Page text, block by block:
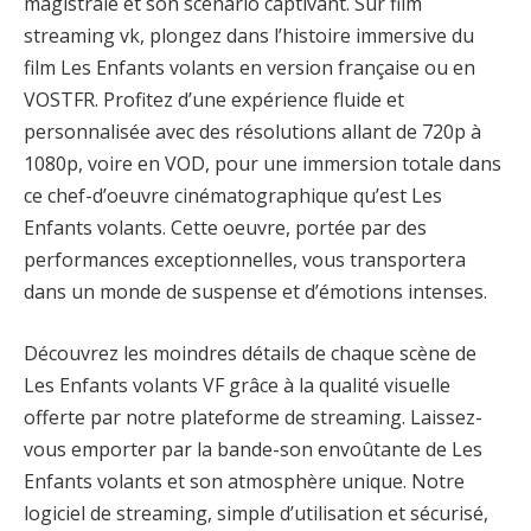
streaming vk, plongez dans l’histoire immersive du
film Les Enfants volants en version française ou en
VOSTFR. Profitez d’une expérience fluide et
personnalisée avec des résolutions allant de 720p à
1080p, voire en VOD, pour une immersion totale dans
ce chef-d’oeuvre cinématographique qu’est Les
Enfants volants. Cette oeuvre, portée par des
performances exceptionnelles, vous transportera
dans un monde de suspense et d’émotions intenses.
Découvrez les moindres détails de chaque scène de
Les Enfants volants VF grâce à la qualité visuelle
offerte par notre plateforme de streaming. Laissez-
vous emporter par la bande-son envoûtante de Les
Enfants volants et son atmosphère unique. Notre
logiciel de streaming, simple d’utilisation et sécurisé,